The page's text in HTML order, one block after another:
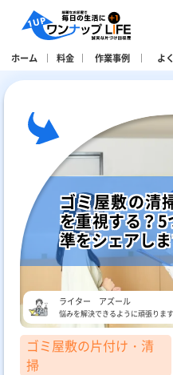
ホーム
料金 作業事例 よ
ゴミ屋敷の清
を重視する？
準をシェアし
ライター アズール
悩みを解決できるように頑張ります
ゴミ屋敷の片付け・清
掃